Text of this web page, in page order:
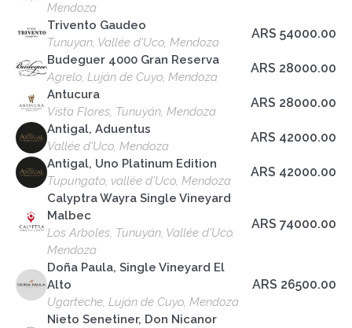
Mendoza
Trivento Gaudeo
Tunuyan, Vallée d'Uco, Mendoza
ARS 54000.00
Budeguer 4000 Gran Reserva
Agrelo, Luján de Cuyo, Mendoza
ARS 28000.00
Antucura
Vista Flores, Tunuyán, Mendoza
ARS 28000.00
Antigal, Aduentus
Vallée d'Uco, Mendoza
ARS 42000.00
Antigal, Uno Platinum Edition
Tupungato, vallée d'Uco, Mendoza
ARS 42000.00
Calyptra Wayra Single Vineyard
Malbec
Los Arboles, Tunuyán, Vallée d'Uco.
Mendoza
ARS 74000.00
Doña Paula, Single Vineyard El
Alto
Ugarteche, Luján de Cuyo, Mendoza
ARS 26500.00
Nieto Senetiner, Don Nicanor